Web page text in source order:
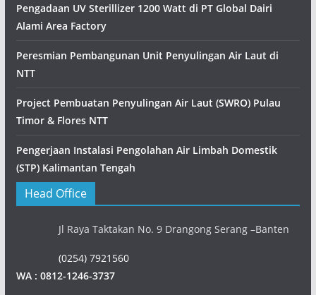
Pengadaan UV Sterillizer 1200 Watt di PT Global Dairi
Alami Area Factory
Peresmian Pembangunan Unit Penyulingan Air Laut di
NTT
Project Pembuatan Penyulingan Air Laut (SWRO) Pulau
Timor & Flores NTT
Pengerjaan Instalasi Pengolahan Air Limbah Domestik
(STP) Kalimantan Tengah
Head Office
Jl Raya Taktakan No. 9 Drangong Serang –Banten
(0254) 7921560
WA : 0812-1246-3737